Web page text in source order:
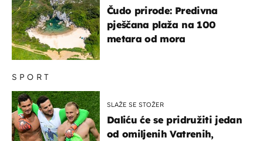
SPORT
SLAŽE SE STOŽER
Daliću će se pridružiti jedan
od omiljenih Vatrenih,
Čudo prirode: Predivna
pješčana plaža na 100
metara od mora